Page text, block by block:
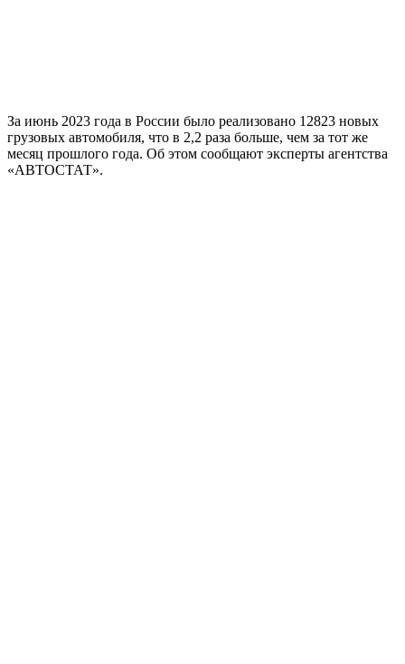
За июнь 2023 года в России было реализовано 12823 новых
грузовых автомобиля, что в 2,2 раза больше, чем за тот же
месяц прошлого года. Об этом сообщают эксперты агентства
«АВТОСТАТ».